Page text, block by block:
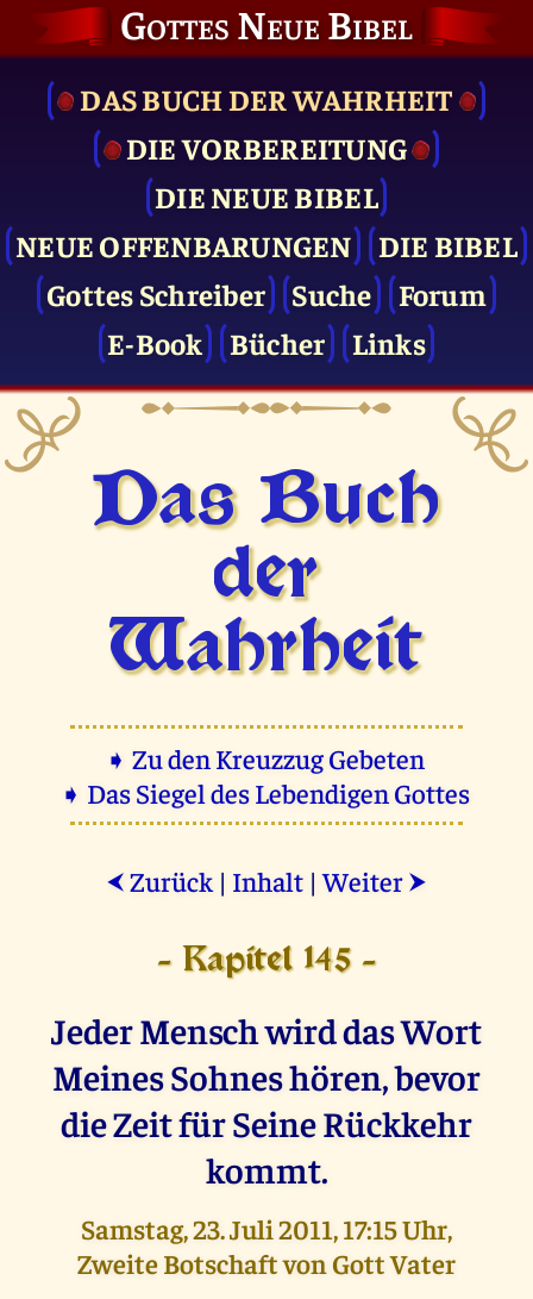
Gottes Neue Bibel
DAS BUCH DER WAHRHEIT
DIE VOR­BEREITUNG
DIE NEUE BIBEL
NEUE OFFENBARUNGEN
DIE BIBEL
Gottes Schreiber
Suche
Forum
E-Book
Bücher Links
Das Buch
der
Wahrheit
➧ Zu den Kreuzzug Gebeten
➧ Das Siegel des Lebendigen Gottes
⮜ Zurück | Inhalt |Weiter ⮞
- Kapitel 145 -
Jeder Mensch wird das Wort
Meines Sohnes hören, bevor
die Zeit für Seine Rückkehr
kommt.
Samstag, 23. Juli 2011, 17:15 Uhr,
Zweite Botschaft von Gott Vater